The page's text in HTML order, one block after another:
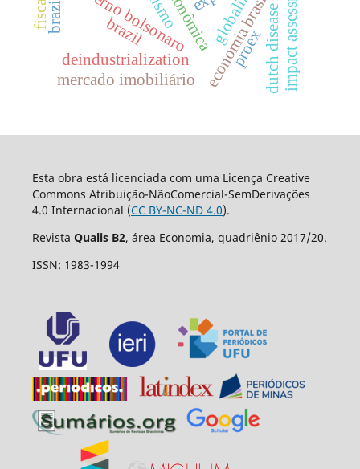
economia brasileira
deindustrialization
mercado imobiliário dutch disease
brazil proex impact assessment
Esta obra está licenciada com uma Licença Creative
Commons Atribuição-NãoComercial-SemDerivações
4.0 Internacional (CC BY-NC-ND 4.0).
Revista Qualis B2, área Economia, quadriênio 2017/20.
ISSN: 1983-1994